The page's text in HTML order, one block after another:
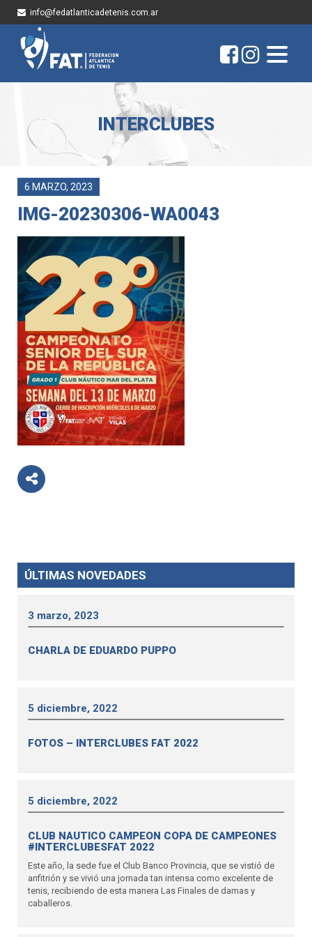
info@fedatlanticadetenis.com.ar
INTERCLUBES
6 MARZO, 2023
IMG-20230306-WA0043
ÚLTIMAS NOVEDADES
3 marzo, 2023
CHARLA DE EDUARDO PUPPO
5 diciembre, 2022
FOTOS – INTERCLUBES FAT 2022
5 diciembre, 2022
CLUB NAUTICO CAMPEON COPA DE CAMPEONES
#INTERCLUBESFAT 2022
Este año, la sede fue el Club Banco Provincia, que se vistió de
anfitrión y se vivió una jornada tan intensa como excelente de
tenis, recibiendo de esta manera Las Finales de damas y
caballeros.